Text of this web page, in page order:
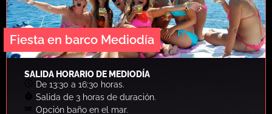
Fiesta en barco Mediodía
SALIDA HORARIO DE MEDIODÍA
De 13:30 a 16:30 horas.
Salida de 3 horas de duración.
Opción baño en el mar.